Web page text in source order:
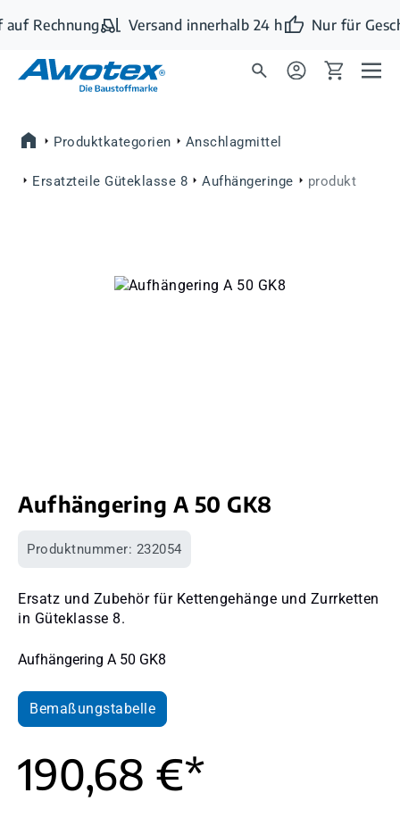
Zum Hauptinhalt springen
Rechnung Versand innerhalb 24 h Nur für
Produktkategorien Anschlagmittel
Ersatzteile Güteklasse 8 Aufhängeringe produkt
Bildergalerie überspringen
Aufhängering A 50 GK8
Produktnummer: 232054
Ersatz und Zubehör für Kettengehänge und Zurrketten
in Güteklasse 8.
Aufhängering A 50 GK8
Bemaßungstabelle
190,68 €*